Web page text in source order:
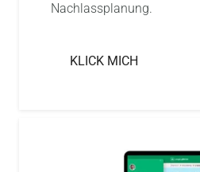
Nachlassplanung.
KLICK MICH